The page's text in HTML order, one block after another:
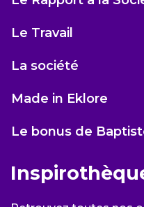
Le Travail
La société
Made in Eklore
Le bonus de